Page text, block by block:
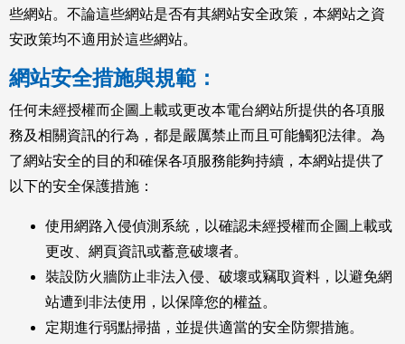
些網站。不論這些網站是否有其網站安全政策，本網站之資
安政策均不適用於這些網站。
網站安全措施與規範：
任何未經授權而企圖上載或更改本電台網站所提供的各項服
務及相關資訊的行為，都是嚴厲禁止而且可能觸犯法律。為
了網站安全的目的和確保各項服務能夠持續，本網站提供了
以下的安全保護措施：
使用網路入侵偵測系統，以確認未經授權而企圖上載或
更改、網頁資訊或蓄意破壞者。
裝設防火牆防止非法入侵、破壞或竊取資料，以避免網
站遭到非法使用，以保障您的權益。
定期進行弱點掃描，並提供適當的安全防禦措施。